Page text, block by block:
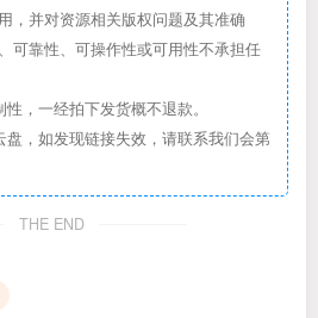
，并对资源相关版权问题及其准确
可靠性、可操作性或可用性不承担任
，一经拍下发货概不退款。
，如发现链接失效，请联系我们会第
THE END